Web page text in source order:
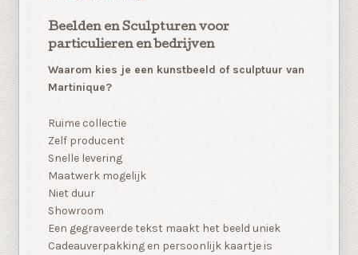
Beelden en Sculpturen voor
particulieren en bedrijven
Waarom kies je een kunstbeeld of sculptuur van
Martinique?
Ruime collectie
Zelf producent
Snelle levering
Maatwerk mogelijk
Niet duur
Showroom
Een gegraveerde tekst maakt het beeld uniek
Cadeauverpakking en persoonlijk kaartje is